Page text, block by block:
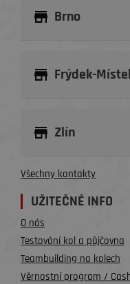
Brno
Frýdek-
Zlín
Všechny kontakty
UŽITEČNÉ INFO
O nás
Testování kol a půjčovna
Teambuilding na kolech
Věrnostní program /